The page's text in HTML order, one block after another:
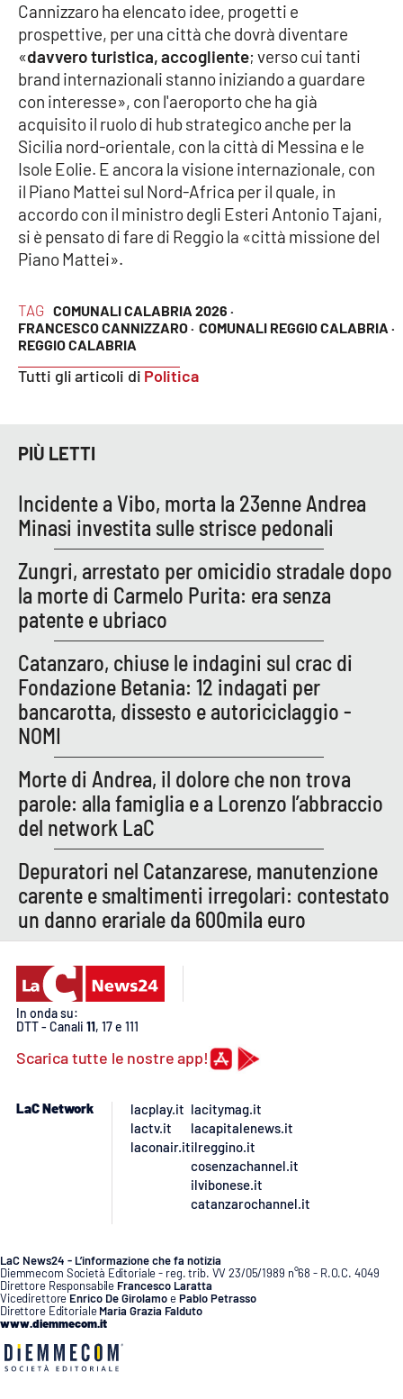
Food
Storie
LAC
NETWORK
Lacplay.it
Lactv.it
Lacitymag.it
Lacapitalenews.it
Ilvibonese.it
Catanzarochannel.it
APP
Android
Apple
TAG COMUNALI CALABRIA 2026 ·
FRANCESCO CANNIZZARO · COMUNALI REGGIO CALABRIA ·
REGGIO CALABRIA
Tutti gli articoli di Politica
Cannizzaro ha elencato idee, progetti e
prospettive, per una città che dovrà diventare
«davvero turistica, accogliente; verso cui tanti
brand internazionali stanno iniziando a guardare
con interesse», con l'aeroporto che ha già
acquisito il ruolo di hub strategico anche per la
Sicilia nord-orientale, con la città di Messina e le
Isole Eolie. E ancora la visione internazionale, con
il Piano Mattei sul Nord-Africa per il quale, in
accordo con il ministro degli Esteri Antonio Tajani,
si è pensato di fare di Reggio la «città missione del
Piano Mattei».
PIÙ LETTI
Incidente a Vibo, morta la 23enne Andrea
Minasi investita sulle strisce pedonali
Zungri, arrestato per omicidio stradale dopo
la morte di Carmelo Purita: era senza
patente e ubriaco
Catanzaro, chiuse le indagini sul crac di
Fondazione Betania: 12 indagati per
bancarotta, dissesto e autoriciclaggio -
NOMI
Morte di Andrea, il dolore che non trova
parole: alla famiglia e a Lorenzo l’abbraccio
del network LaC
Depuratori nel Catanzarese, manutenzione
carente e smaltimenti irregolari: contestato
un danno erariale da 600mila euro
In onda su:
DTT - Canali 11, 17 e 111
Scarica tutte le nostre app!
LaC Network
lacplay.it
lactv.it
laconair.it
lacitymag.it
lacapitalenews.it
ilreggino.it
cosenzachannel.it
ilvibonese.it
catanzarochannel.it
LaC News24 - L’informazione che fa notizia
Diemmecom Società Editoriale - reg. trib. VV 23/05/1989 n°68 - R.O.C. 4049
Direttore Responsabile Francesco Laratta
Vicedirettore Enrico De GirolamoePablo Petrasso
Direttore Editoriale Maria Grazia Falduto
www.diemmecom.it